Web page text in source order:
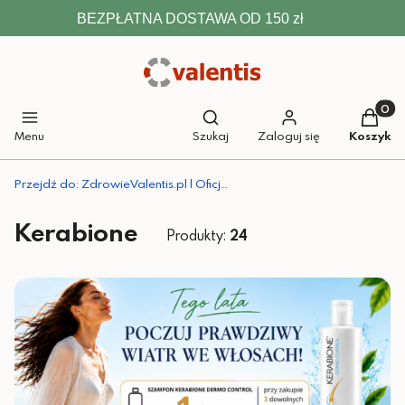
BEZPŁATNA DOSTAWA OD 150 zł
Menu
Otwórz wyszukiwarkę
Szukaj Zaloguj się Koszyk
Przejdź do: ZdrowieValentis.pl | Oficjalny sklep Valentis
Kerabione Produkty: 24